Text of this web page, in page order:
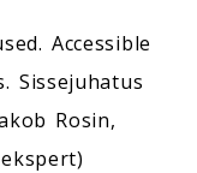
Accessible
Sissejuhatus
Rosin,